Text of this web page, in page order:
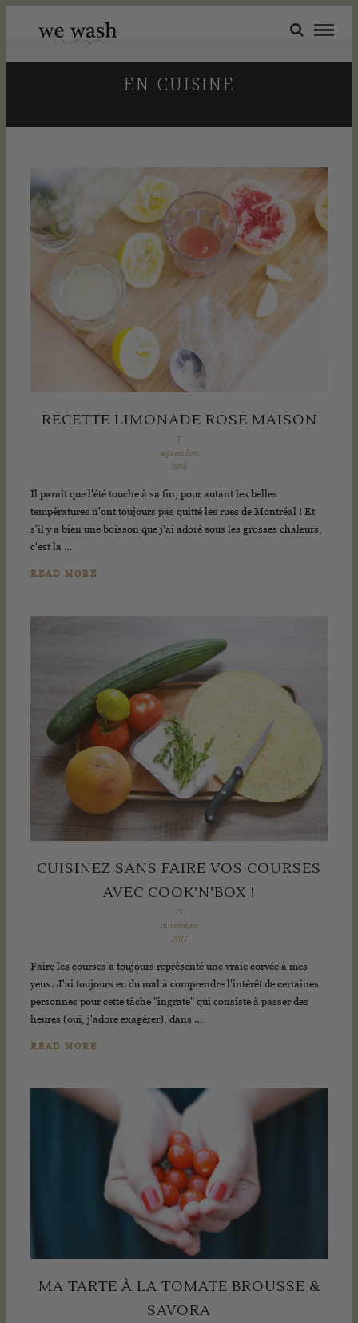
EN CUISINE
RECETTE LIMONADE ROSE MAISON
5
septembre,
2016
Il paraît que l'été touche à sa fin, pour autant les belles
températures n'ont toujours pas quitté les rues de Montréal ! Et
s'il y a bien une boisson que j'ai adoré sous les grosses chaleurs,
c'est la …
READ MORE
CUISINEZ SANS FAIRE VOS COURSES
AVEC COOK’N’BOX !
15
novembre,
2015
Faire les courses a toujours représenté une vraie corvée à mes
yeux. J'ai toujours eu du mal à comprendre l'intérêt de certaines
personnes pour cette tâche "ingrate" qui consiste à passer des
heures (oui, j'adore exagérer), dans …
READ MORE
MA TARTE À LA TOMATE BROUSSE &
SAVORA